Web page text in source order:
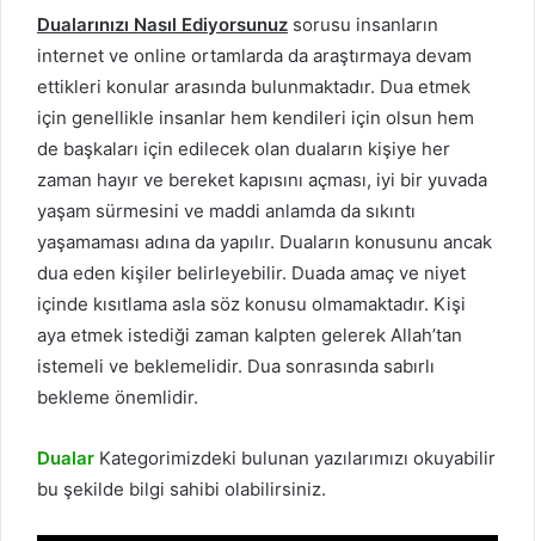
Dualarınızı Nasıl Ediyorsunuz sorusu insanların
internet ve online ortamlarda da araştırmaya devam
ettikleri konular arasında bulunmaktadır. Dua etmek
için genellikle insanlar hem kendileri için olsun hem
de başkaları için edilecek olan duaların kişiye her
zaman hayır ve bereket kapısını açması, iyi bir yuvada
yaşam sürmesini ve maddi anlamda da sıkıntı
yaşamaması adına da yapılır. Duaların konusunu ancak
dua eden kişiler belirleyebilir. Duada amaç ve niyet
içinde kısıtlama asla söz konusu olmamaktadır. Kişi
aya etmek istediği zaman kalpten gelerek Allah’tan
istemeli ve beklemelidir. Dua sonrasında sabırlı
bekleme önemlidir.
Dualar Kategorimizdeki bulunan yazılarımızı okuyabilir
bu şekilde bilgi sahibi olabilirsiniz.